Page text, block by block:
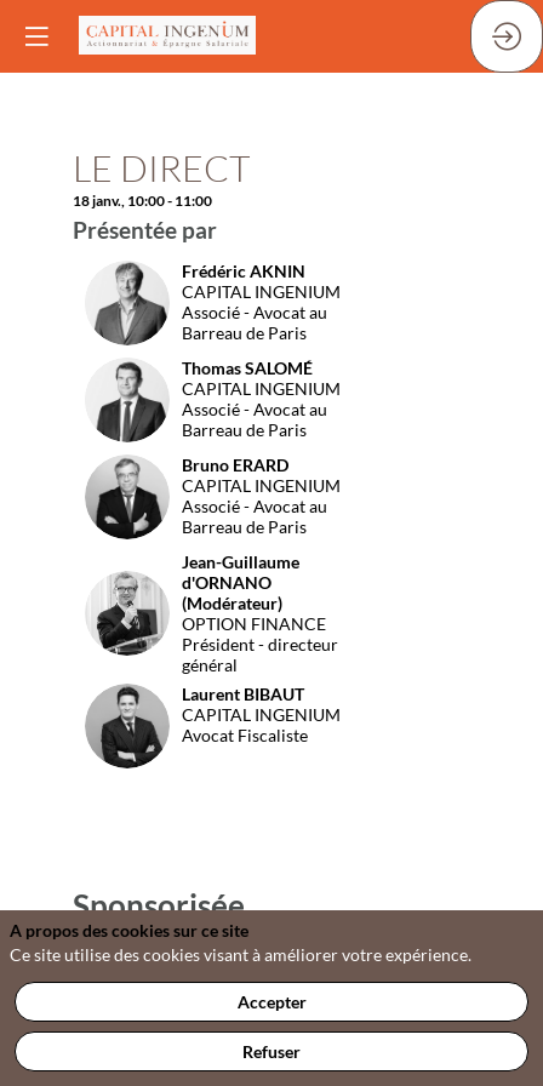
Vous devez être
et connecté pour
accéder à cette
fonctionnalité
LE DIRECT
18 janv. 10:00- 11:00
Présentée par
FA
FrédéricAKNIN
CAPITAL INGENIUM
Associé - Avocat au
Barreau de Paris
TS
ThomasSALOMÉ
CAPITAL INGENIUM
Associé - Avocat au
Barreau de Paris
BE
Bruno ERARD
CAPITAL INGENIUM
Associé - Avocat au
Barreau de Paris
JD(
Jean-Guillaume
d'ORNANO
(Modérateur)
OPTION FINANCE
Président - directeur
général
LB
Laurent BIBAUT
CAPITAL INGENIUM
Avocat Fiscaliste
Sponsorisée
par
A propos des cookies sur ce site
Ce site utilise des cookies visant à améliorer votre expérience.
Accepter
Refuser